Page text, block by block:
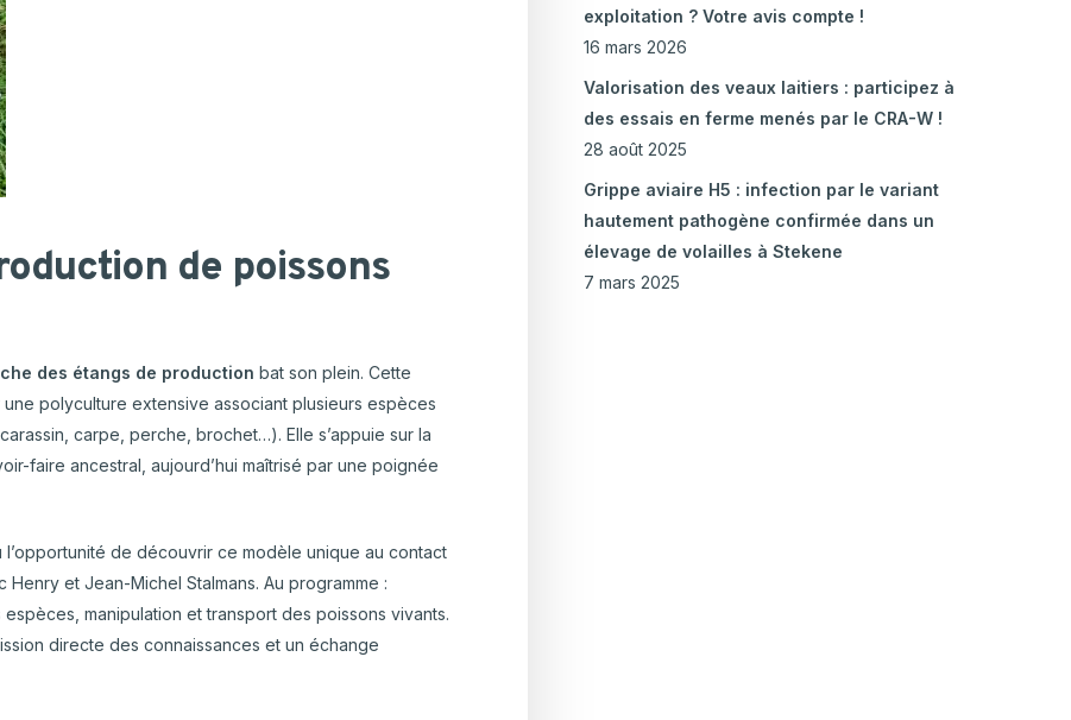
de poissons
des étangs de production bat son plein. Cette
polyculture extensive associant plusieurs espèces
carpe, perche, brochet…). Elle s’appuie sur la
faire ancestral, aujourd’hui maîtrisé par une poignée
l’opportunité de découvrir ce modèle unique au contact
et Jean-Michel Stalmans. Au programme :
manipulation et transport des poissons vivants.
directe des connaissances et un échange
exploitation ? Votre avis compte !
16 mars 2026
Valorisation des veaux laitiers : participez à
des essais en ferme menés par le CRA-W !
28 août 2025
Grippe aviaire H5 : infection par le variant
hautement pathogène confirmée dans un
élevage de volailles à Stekene
7 mars 2025